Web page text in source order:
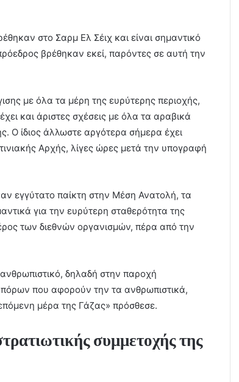
στο Σαρμ Ελ Σέιχ και είναι σημαντικό
βρέθηκαν εκεί, παρόντες σε αυτή την
με όλα τα μέρη της ευρύτερης περιοχής,
και άριστες σχέσεις με όλα τα αραβικά
Ο ίδιος άλλωστε αργότερα σήμερα έχει
Αρχής, λίγες ώρες μετά την υπογραφή
εγγύτατο παίκτη στην Μέση Ανατολή, τα
για την ευρύτερη σταθερότητα της
των διεθνών οργανισμών, πέρα από την
δηλαδή στην παροχή
πόρων που αφορούν την τα ανθρωπιστικά,
μέρα της Γάζας» πρόσθεσε.
συμμετοχής της